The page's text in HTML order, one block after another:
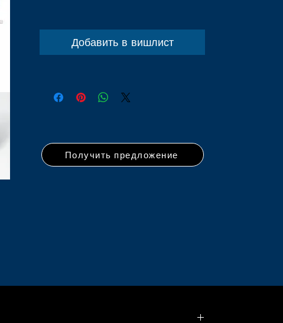
Добавить в вишлист
Получить предложение